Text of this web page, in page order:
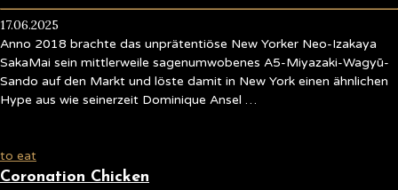
17.06.2025
Anno 2018 brachte das unprätentiöse New Yorker Neo-Izakaya
SakaMai sein mittlerweile sagenumwobenes A5-Miyazaki-Wagyū-
Sando auf den Markt und löste damit in New York einen ähnlichen
Hype aus wie seinerzeit Dominique Ansel …
to eat
Coronation Chicken